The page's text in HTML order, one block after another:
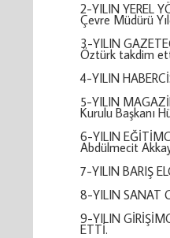
2-YILIN YEREL
Çevre Müdürü
3-YILIN
Öztürk takdim
4-YILIN
5-YILIN
Kurulu Başkanı
6-YILIN
Abdülmecit
7-YILIN BARIŞ
8-YILIN SANAT
9-YILIN
ETTİ.